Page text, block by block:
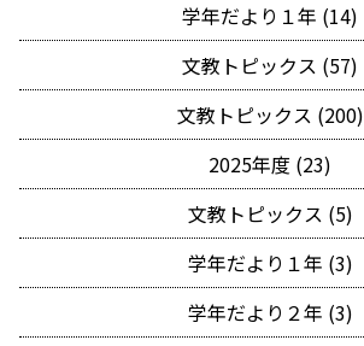
学年だより１年 (14)
文教トピックス (57)
文教トピックス (200)
2025年度 (23)
文教トピックス (5)
学年だより１年 (3)
学年だより２年 (3)